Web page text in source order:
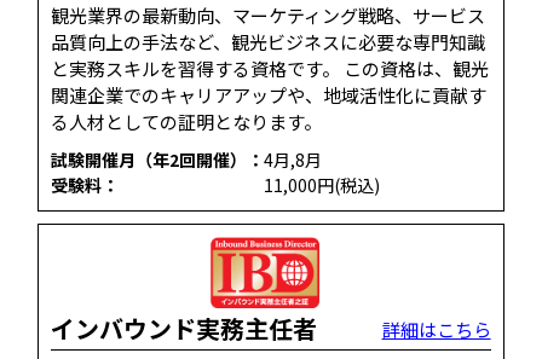
観光業界の最新動向、マーケティング戦略、サービス
品質向上の手法など、観光ビジネスに必要な専門知識
と実務スキルを習得する資格です。 この資格は、観光
関連企業でのキャリアアップや、地域活性化に貢献す
る人材としての証明となります。
試験開催月（年2回開催）：4月,8月
受験料：
11,000円(税込)
インバウンド実務主任者
詳細はこちら